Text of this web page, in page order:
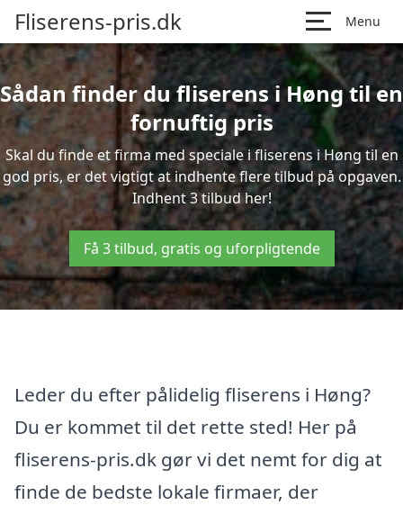
Fliserens-pris.dk Menu
Sådan finder du fliserens i Høng til en
fornuftig pris
Skal du finde et firma med speciale i fliserens i Høng til en
god pris, er det vigtigt at indhente flere tilbud på opgaven.
Indhent 3 tilbud her!
Få 3 tilbud, gratis og uforpligtende
Leder du efter pålidelig fliserens i Høng?
Du er kommet til det rette sted! Her på
fliserens-pris.dk gør vi det nemt for dig at
finde de bedste lokale firmaer, der